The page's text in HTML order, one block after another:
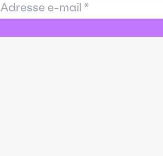
Adresse e-mail *